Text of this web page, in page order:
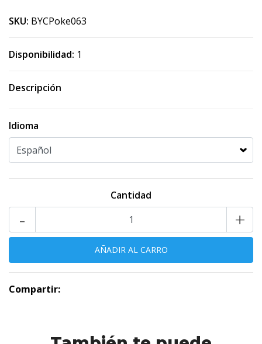
SKU: BYCPoke063
Disponibilidad: 1
Descripción
Idioma
Cantidad
+
-
Compartir: